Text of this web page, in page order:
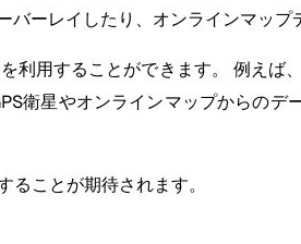
ーレイしたり、オンラインマッ
用することができます。 例えば
衛星やオンラインマップからの
ことが期待されます。